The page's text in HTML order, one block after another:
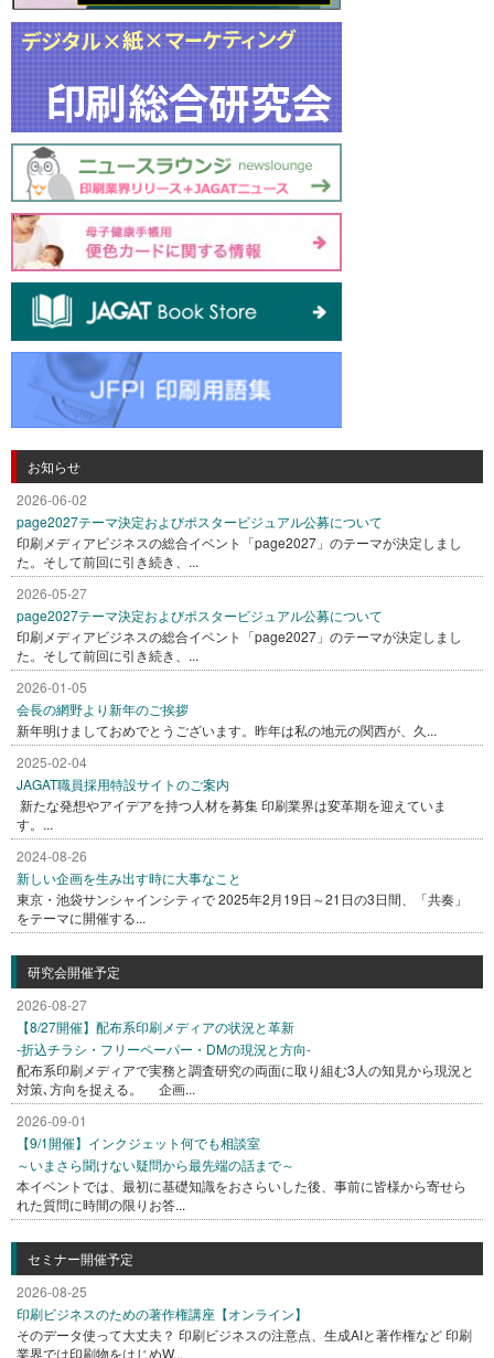
お知らせ
2026-06-02
page2027テーマ決定およびポスタービジュアル公募について
印刷メディアビジネスの総合イベント「page2027」のテーマが決定しまし
た。そして前回に引き続き、...
2026-05-27
page2027テーマ決定およびポスタービジュアル公募について
印刷メディアビジネスの総合イベント「page2027」のテーマが決定しまし
た。そして前回に引き続き、...
2026-01-05
会長の網野より新年のご挨拶
新年明けましておめでとうございます。昨年は私の地元の関西が、久...
2025-02-04
JAGAT職員採用特設サイトのご案内
新たな発想やアイデアを持つ人材を募集 印刷業界は変革期を迎えていま
す。...
2024-08-26
新しい企画を生み出す時に大事なこと
東京・池袋サンシャインシティで 2025年2月19日～21日の3日間、「共奏」
をテーマに開催する...
研究会開催予定
2026-08-27
【8/27開催】配布系印刷メディアの状況と革新
-折込チラシ・フリーペーパー・DMの現況と方向-
配布系印刷メディアで実務と調査研究の両面に取り組む3人の知見から現況と
対策､方向を捉える。 企画...
2026-09-01
【9/1開催】インクジェット何でも相談室
～いまさら聞けない疑問から最先端の話まで～
本イベントでは、最初に基礎知識をおさらいした後、事前に皆様から寄せら
れた質問に時間の限りお答...
セミナー開催予定
2026-08-25
印刷ビジネスのための著作権講座【オンライン】
そのデータ使って大丈夫？ 印刷ビジネスの注意点、生成AIと著作権など 印刷
業界では印刷物をはじめW...